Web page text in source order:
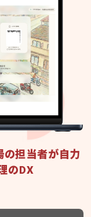
の担当者が自力
のDX